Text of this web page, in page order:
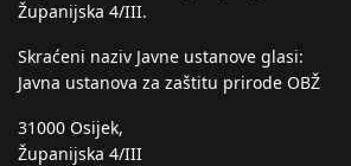
Županijska 4/III.
Skraćeni naziv Javne ustanove glasi:
Javna ustanova za zaštitu prirode OBŽ
31000 Osijek,
Županijska 4/III